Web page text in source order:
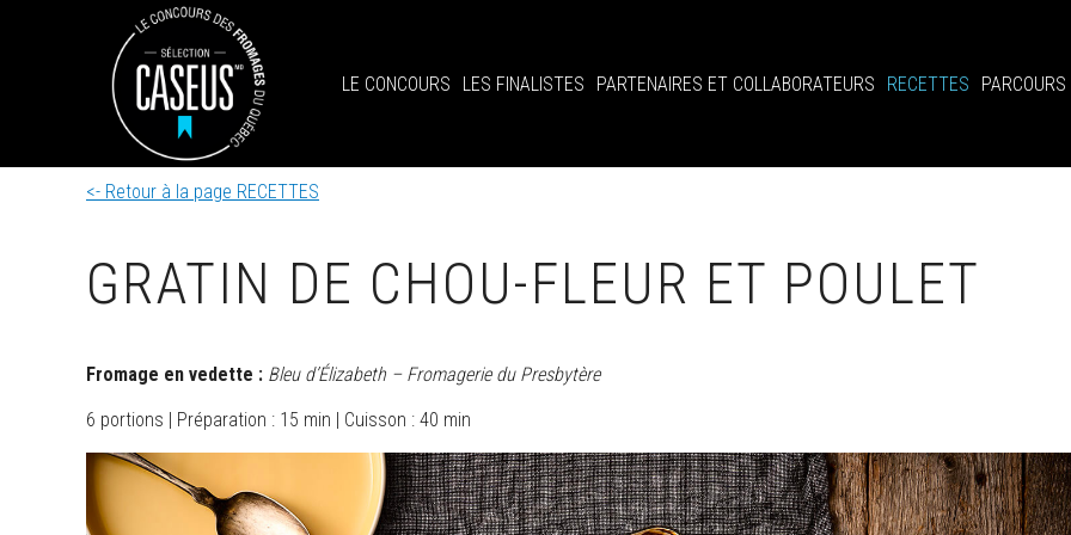
LE CONCOURS LES FINALISTES PARTENAIRES ET COLLABORATEURS RECETTES
<- Retour à la page RECETTES
GRATIN DE CHOU-FLEUR ET POULET
Fromage en vedette : Bleu d’Élizabeth – Fromagerie du Presbytère
6 portions | Préparation : 15 min | Cuisson : 40 min